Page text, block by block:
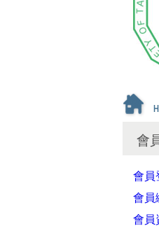
會
會員
會員
會員